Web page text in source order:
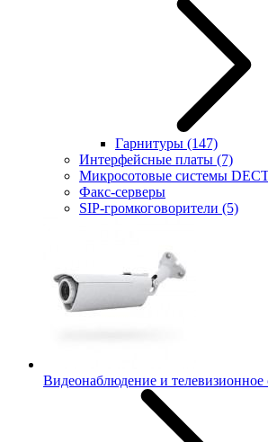
Гарнитуры (147)
Интерфейсные платы (7)
Микросотовые системы
Факс-серверы
SIP-громкоговорители (5)
Видеонаблюдение и телевизионное